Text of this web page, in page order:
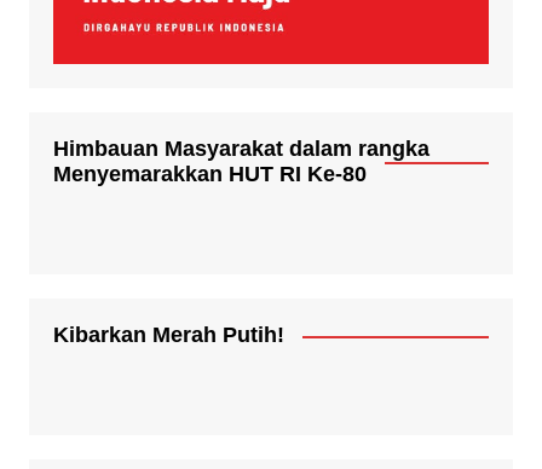
Himbauan Masyarakat dalam rangka
Menyemarakkan HUT RI Ke-80
Kibarkan Merah Putih!